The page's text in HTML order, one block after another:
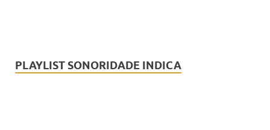
PLAYLIST SONORIDADE INDICA